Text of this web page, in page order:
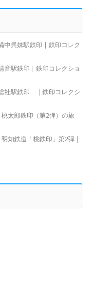
呉妹駅鉄印 | 鉄印コレク
駅鉄印 | 鉄印コレクショ
社駅鉄印 | 鉄印コレクシ
桃太郎鉄印（第2弾）の旅
明知鉄道「桃鉄印」第2弾 |